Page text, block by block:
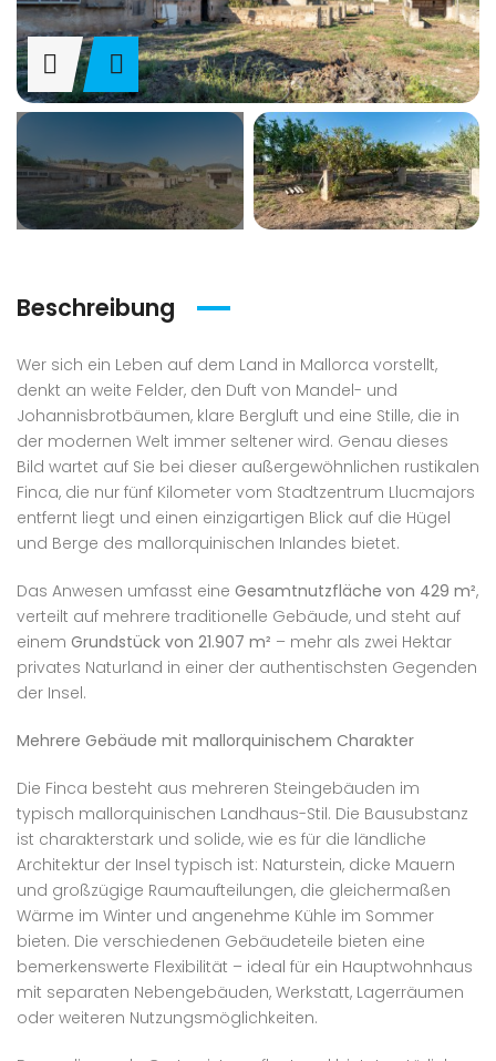
Beschreibung
Wer sich ein Leben auf dem Land in Mallorca vorstellt,
denkt an weite Felder, den Duft von Mandel- und
Johannisbrotbäumen, klare Bergluft und eine Stille, die in
der modernen Welt immer seltener wird. Genau dieses
Bild wartet auf Sie bei dieser außergewöhnlichen rustikalen
Finca, die nur fünf Kilometer vom Stadtzentrum Llucmajors
entfernt liegt und einen einzigartigen Blick auf die Hügel
und Berge des mallorquinischen Inlandes bietet.
Das Anwesen umfasst eine Gesamtnutzfläche von 429 m²,
verteilt auf mehrere traditionelle Gebäude, und steht auf
einem Grundstück von 21.907 m² – mehr als zwei Hektar
privates Naturland in einer der authentischsten Gegenden
der Insel.
Mehrere Gebäude mit mallorquinischem Charakter
Die Finca besteht aus mehreren Steingebäuden im
typisch mallorquinischen Landhaus-Stil. Die Bausubstanz
ist charakterstark und solide, wie es für die ländliche
Architektur der Insel typisch ist: Naturstein, dicke Mauern
und großzügige Raumaufteilungen, die gleichermaßen
Wärme im Winter und angenehme Kühle im Sommer
bieten. Die verschiedenen Gebäudeteile bieten eine
bemerkenswerte Flexibilität – ideal für ein Hauptwohnhaus
mit separaten Nebengebäuden, Werkstatt, Lagerräumen
oder weiteren Nutzungsmöglichkeiten.